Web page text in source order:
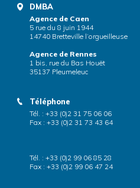
DMBA
Agence de Caen
5 rue du 8 juin 1944
14740 Bretteville l’orgueilleuse
Agence de Rennes
1 bis, rue du Bas Houët
35137 Pleumeleuc
Téléphone
Tél. : +33 (0)2 31 75 06 06
Fax : +33 (0)2 31 73 43 64
Tél. : +33 (0)2 99 06 85 28
Fax : +33 (0)2 99 06 47 24